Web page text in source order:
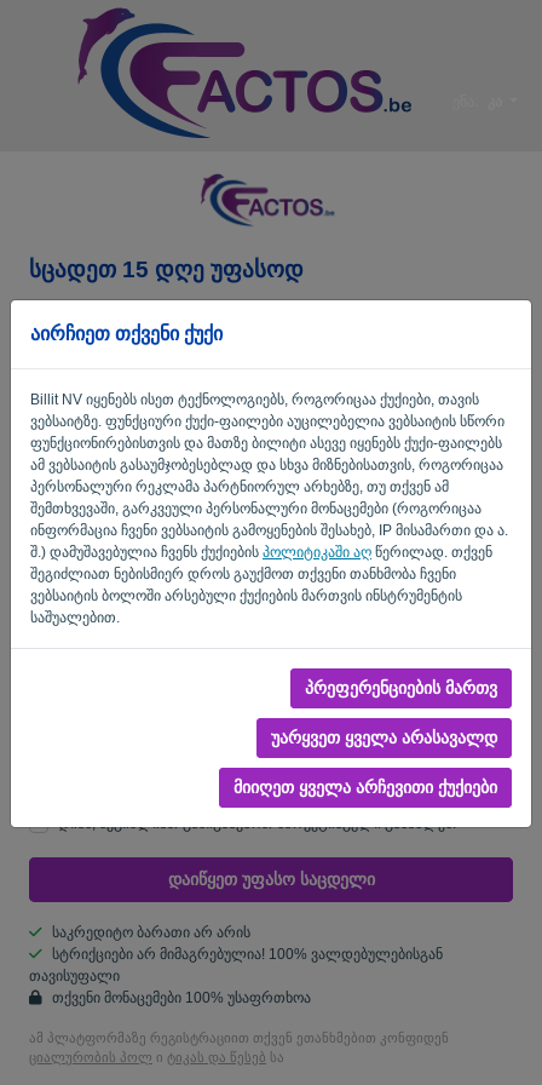
აირჩიეთ თქვენი ქუქი
Billit NV იყენებს ისეთ ტექნოლოგიებს, როგორიცაა ქუქიები, თავის
ვებსაიტზე. ფუნქციური ქუქი-ფაილები აუცილებელია ვებსაიტის სწორი
ფუნქციონირებისთვის და მათზე ბილიტი ასევე იყენებს ქუქი-ფაილებს
ამ ვებსაიტის გასაუმჯობესებლად და სხვა მიზნებისათვის, როგორიცაა
პერსონალური რეკლამა პარტნიორულ არხებზე, თუ თქვენ ამ
შემთხვევაში, გარკვეული პერსონალური მონაცემები (როგორიცაა
ინფორმაცია ჩვენი ვებსაიტის გამოყენების შესახებ, IP მისამართი და ა.
შ.) დამუშავებულია ჩვენს ქუქიების პოლიტიკაში აღ წერილად. თქვენ
შეგიძლიათ ნებისმიერ დროს გაუქმოთ თქვენი თანხმობა ჩვენი
ვებსაიტის ბოლოში არსებული ქუქიების მართვის ინსტრუმენტის
საშუალებით.
პრეფერენციების მართვ
უარყვეთ ყველა არასავალდ
მიიღეთ ყველა არჩევითი ქუქიები
სცადეთ 15 დღე უფასოდ
ბიზნესის ელ. ფოსტის
პაროლი
ქვეყანა
თქვენ არ ხართ კომპიუტერი? შეავსეთ ' '.
დიახ, შეგეძლებათ შეისწავლოთ ჩემი პროდუქციის
დიახ, შეგიძლიათ გამიგზავნოთ მარკეტინგული განახლებ.
დაიწყეთ უფასო საცდელი
საკრედიტო ბარათი არ არის
სტრიქციები არ მიმაგრებულია! 100% ვალდებულებისგან
თავისუფალი
თქვენი მონაცემები 100% უსაფრთხოა
ამ პლატფორმაზე რეგისტრაციით თქვენ ეთანხმებით კონფიდენ
ციალურობის პოლ ი ტიკას და წესებ სა